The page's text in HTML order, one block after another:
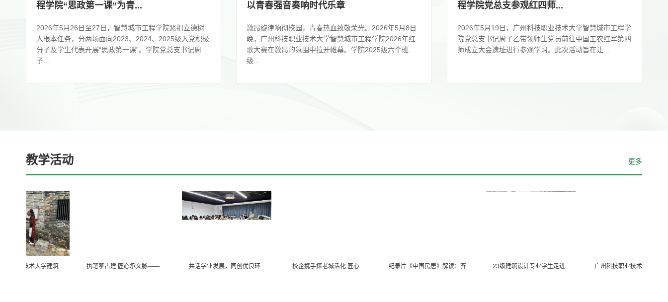
程学院“思政第一课”为青...
2026年5月26日至27日，智慧城市工程学院紧扣立德树
人根本任务，分两场面向2023、2024、2025级入党积极
分子及学生代表开展“思政第一课”。学院党总支书记周
子...
以青春强音奏响时代乐章
激昂旋律响彻校园，青春热血致敬荣光。2026年5月8日
晚，广州科技职业技术大学智慧城市工程学院2026年红
歌大赛在激昂的氛围中拉开帷幕。学院2025级六个班
级...
程学院党总支参观红四师...
2026年5月19日，广州科技职业技术大学智慧城市工程学
院党总支书记周子乙带领师生党员前往中国工农红军第四
师成立大会遗址进行参观学习。此次活动旨在让...
教学活动 更多
技术大学建筑... 执笔摹古建 匠心承文脉——... 共话学业发展，同创优良环... 校企携手探老城活化 匠心... 纪录片《中国民居》解读：齐... 23级建筑设计专业学生走进... 广州科技职业技术大学建筑...